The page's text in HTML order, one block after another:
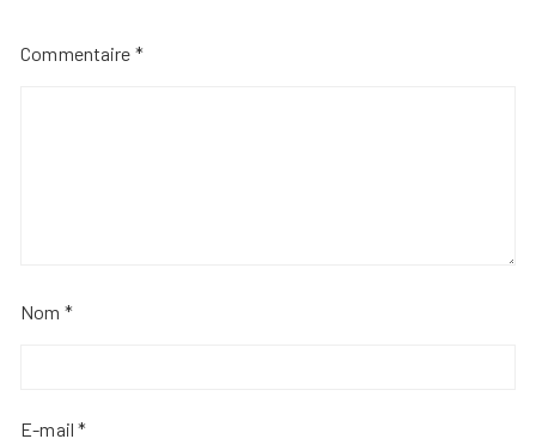
Commentaire *
Nom *
E-mail*